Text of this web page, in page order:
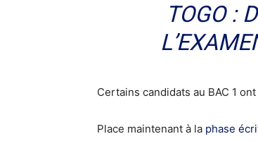
TOGO :
Certains candidats au BAC 1
Place maintenant à la phase